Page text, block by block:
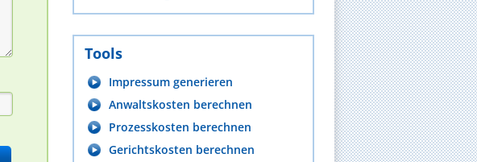
Tools
Impressum generieren
Anwaltskosten berechnen
Prozesskosten berechnen
Gerichtskosten berechnen